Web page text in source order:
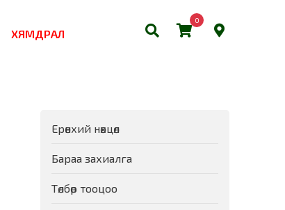
0
ХЯМДРАЛ
Ерөнхий нөхцөл
Бараа захиалга
Төлбөр тооцоо